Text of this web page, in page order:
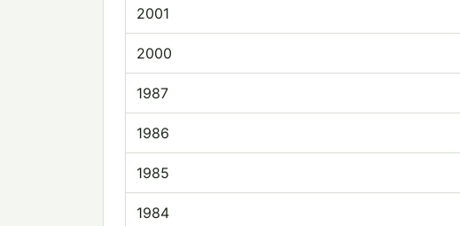
2001
2000
1987
1986
1985
1984